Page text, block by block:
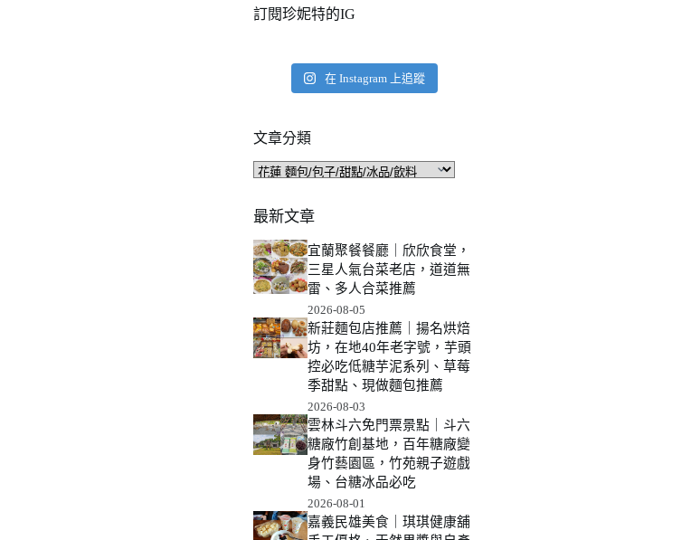
訂閱珍妮特的IG
在 Instagram 上追蹤
文章分類
文
分
類
最新文章
宜蘭聚餐餐廳｜欣欣食堂，
三星人氣台菜老店，道道無
雷、多人合菜推薦
2026-08-05
新莊麵包店推薦｜揚名烘焙
坊，在地40年老字號，芋頭
控必吃低糖芋泥系列、草莓
季甜點、現做麵包推薦
2026-08-03
雲林斗六免門票景點｜斗六
糖廠竹創基地，百年糖廠變
身竹藝園區，竹苑親子遊戲
場、台糖冰品必吃
2026-08-01
嘉義民雄美食｜琪琪健康舖